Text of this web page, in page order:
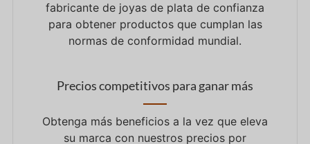
fabricante de joyas de plata de confianza
para obtener productos que cumplan las
normas de conformidad mundial.
Precios competitivos para ganar más
Obtenga más beneficios a la vez que eleva
su marca con nuestros precios por